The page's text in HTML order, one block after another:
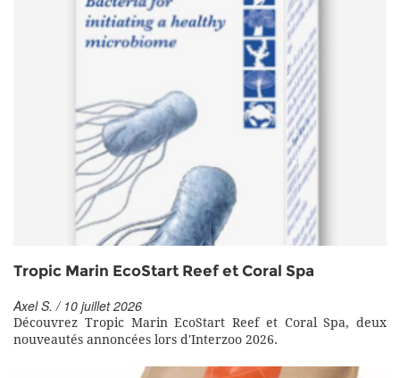
Tropic Marin EcoStart Reef et Coral Spa
Axel S. / 10 juillet 2026
Découvrez Tropic Marin EcoStart Reef et Coral Spa, deux
nouveautés annoncées lors d'Interzoo 2026.